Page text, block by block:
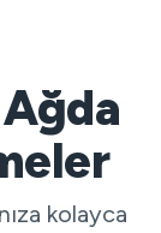
kolayca